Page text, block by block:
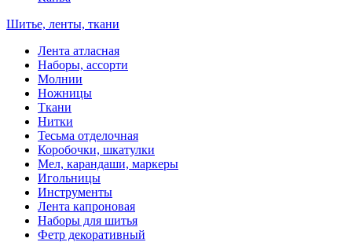
Шитье, ленты, ткани
Лента атласная
Наборы, ассорти
Молнии
Ножницы
Ткани
Нитки
Тесьма отделочная
Коробочки, шкатулки
Мел, карандаши, маркеры
Игольницы
Инструменты
Лента капроновая
Наборы для шитья
Фетр декоративный